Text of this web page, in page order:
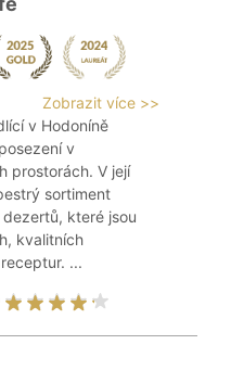
Zobrazit více >>
v Hodoníně
v
prostorách. V její
sortiment
které jsou
kvalitních
...